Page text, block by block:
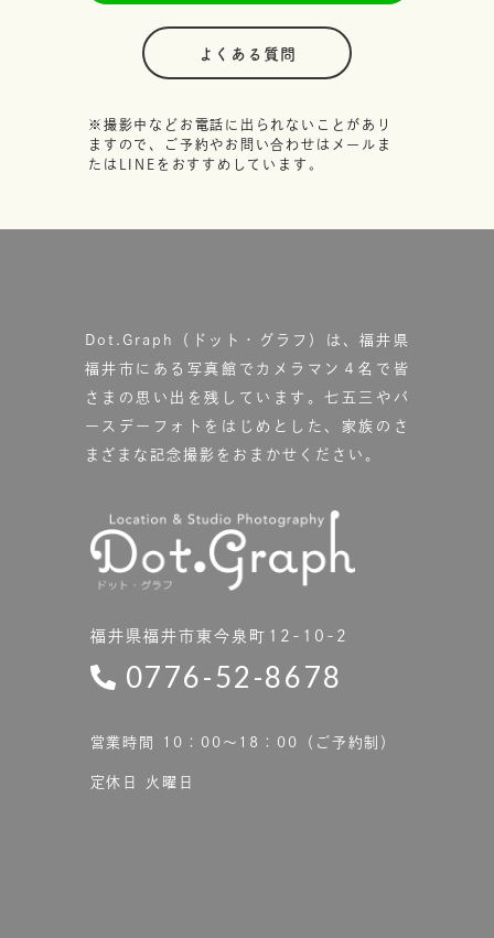
よくある質問
※撮影中などお電話に出られないことがあり
ますので、ご予約やお問い合わせはメールま
たはLINEをおすすめしています。
Dot.Graph（ドット・グラフ）は、福井県
福井市にある写真館で カメラマン４名で皆
さまの思い出を残しています。七五三やバ
ースデーフォトをはじめとした、家族のさ
まざまな記念撮影をおまかせください。
福井県福井市東今泉町12-10-2
0776-52-8678
営業時間 10：00〜18：00（ご予約制）
定休日 火曜日